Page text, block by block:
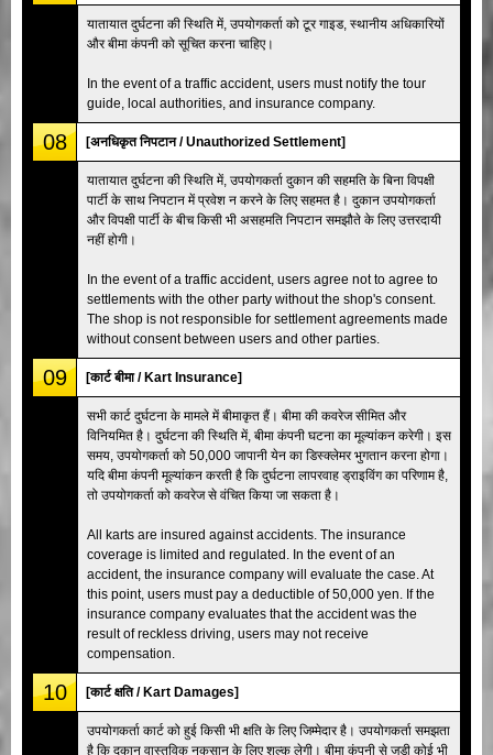
यातायात दुर्घटना की स्थिति में, उपयोगकर्ता को टूर गाइड, स्थानीय अधिकारियों
और बीमा कंपनी को सूचित करना चाहिए।
In the event of a traffic accident, users must notify the tour
guide, local authorities, and insurance company.
08 [अनधिकृत निपटान / Unauthorized Settlement]
यातायात दुर्घटना की स्थिति में, उपयोगकर्ता दुकान की सहमति के बिना विपक्षी
पार्टी के साथ निपटान में प्रवेश न करने के लिए सहमत है। दुकान उपयोगकर्ता
और विपक्षी पार्टी के बीच किसी भी असहमति निपटान समझौते के लिए उत्तरदायी
नहीं होगी।
In the event of a traffic accident, users agree not to agree to
settlements with the other party without the shop's consent.
The shop is not responsible for settlement agreements made
without consent between users and other parties.
09 [कार्ट बीमा / Kart Insurance]
सभी कार्ट दुर्घटना के मामले में बीमाकृत हैं। बीमा की कवरेज सीमित और
विनियमित है। दुर्घटना की स्थिति में, बीमा कंपनी घटना का मूल्यांकन करेगी। इस
समय, उपयोगकर्ता को 50,000 जापानी येन का डिस्क्लेमर भुगतान करना होगा।
यदि बीमा कंपनी मूल्यांकन करती है कि दुर्घटना लापरवाह ड्राइविंग का परिणाम है,
तो उपयोगकर्ता को कवरेज से वंचित किया जा सकता है।
All karts are insured against accidents. The insurance
coverage is limited and regulated. In the event of an
accident, the insurance company will evaluate the case. At
this point, users must pay a deductible of 50,000 yen. If the
insurance company evaluates that the accident was the
result of reckless driving, users may not receive
compensation.
10 [कार्ट क्षति / Kart Damages]
उपयोगकर्ता कार्ट को हुई किसी भी क्षति के लिए जिम्मेदार है। उपयोगकर्ता समझता
है कि दुकान वास्तविक नुकसान के लिए शुल्क लेगी। बीमा कंपनी से जुड़ी कोई भी